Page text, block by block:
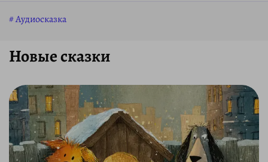
Аудиосказка
Новые сказки